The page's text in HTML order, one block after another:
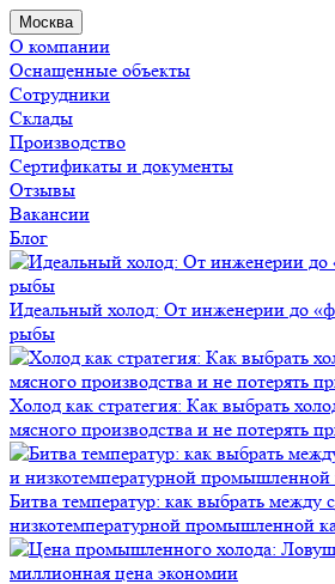
Москва
О компании
Оснащенные объекты
Сотрудники
Склады
Производство
Сертификаты и документы
Отзывы
Вакансии
Блог
Идеальный холод: От инженерии до
рыбы
Холод как стратегия: Как выбрать
мясного производства и не потерять
Битва температур: как выбрать между
низкотемпературной промышленной